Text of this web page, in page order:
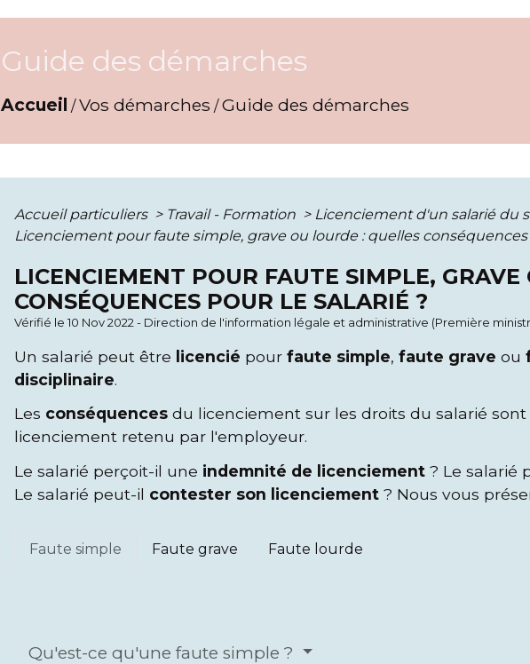
Guide des démarches
Accueil /Vos démarches /Guide des démarches
Accueil particuliers > Travail - Formation > Licenciement d'un salarié du
Licenciement pour faute simple, grave ou lourde : quelles conséquences
LICENCIEMENT POUR FAUTE SIMPLE,
CONSÉQUENCES POUR LE SALARIÉ ?
Vérifié le 10 Nov 2022 - Direction de l'information légale et administrative (Première
Un salarié peut être licencié pour faute simple, faute grave ou
disciplinaire.
Les conséquences du licenciement sur les droits du salarié sont
licenciement retenu par l'employeur.
Le salarié perçoit-il une indemnité de licenciement ? Le salarié
Le salarié peut-il contester son licenciement ? Nous vous
Faute simple Faute grave Faute lourde
Qu'est-ce qu'une faute simple ?